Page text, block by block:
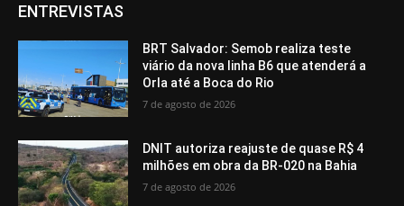
ENTREVISTAS
BRT Salvador: Semob realiza teste
viário da nova linha B6 que atenderá a
Orla até a Boca do Rio
7 de agosto de 2026
DNIT autoriza reajuste de quase R$ 4
milhões em obra da BR-020 na Bahia
7 de agosto de 2026